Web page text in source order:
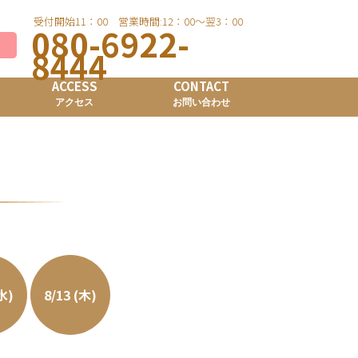
受付開始11：00 営業時間:12：00～翌3：00
080-6922-
8444
ACCESS
アクセス
CONTACT
お問い合わせ
) 8/13 (木)